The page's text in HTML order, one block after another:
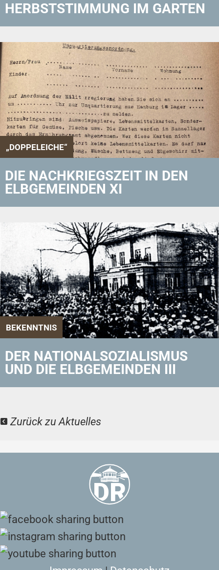
HERBSTSTIMMUNG IM GARTEN
„DOPPELEICHE“
DIE NACHKRIEGSZEIT IN DEN
ELBGEMEINDEN XI
BEKENNTNIS
DER NATIONALSOZIALISMUS
UND DIE ELBGEMEINDEN III
Zurück zu Aktuelles